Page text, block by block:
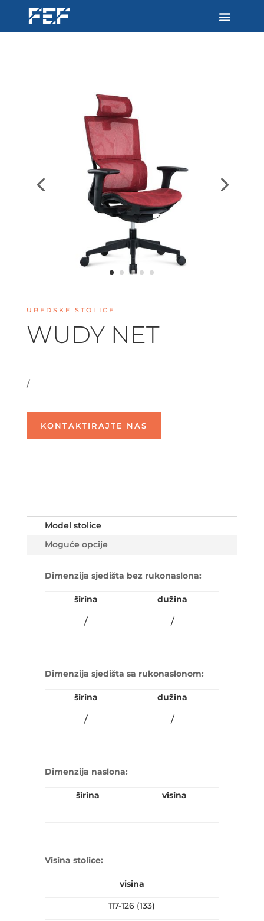
UREDSKE STOLICE
WUDY NET
/
KONTAKTIRAJTE NAS
Model stolice
Moguće opcije
Dimenzija sjedišta bez rukonaslona:
širina dužina
/ /
Dimenzija sjedišta sa rukonaslonom:
širina dužina
/ /
Dimenzija naslona:
širina visina
Visina stolice:
visina
117-126 (133)